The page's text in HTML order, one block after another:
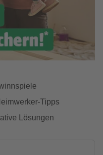
Tipps
Lösungen